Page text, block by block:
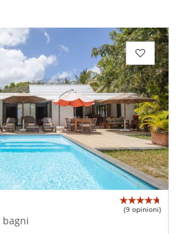
(9 opinioni)
bagni